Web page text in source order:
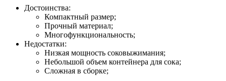
Достоинства:
Компактный размер;
Прочный материал;
Многофункциональность;
Недостатки:
Низкая мощность соковыжимания;
Небольшой объем контейнера для сока;
Сложная в сборке;